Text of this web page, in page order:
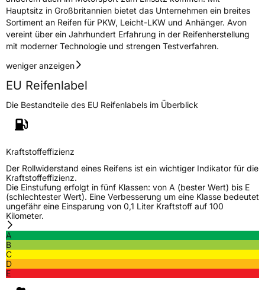
EisgripNein
EPREL ID 581225
Allgemeine Produktsicherheit (GPSR)
miranda@haohuature.com
Verantwortliche
corrado bergagna,
Hauptsitz in Großbritannien bietet das Unternehmen ein breites
Sortiment an Reifen für PKW, Leicht-LKW und Anhänger. Avon
vereint über ein Jahrhundert Erfahrung in der Reifenherstellung
mit moderner Technologie und strengen Testverfahren.
weniger anzeigen
EU Reifenlabel
Die Bestandteile des EU Reifenlabels im Überblick
Kraftstoffeffizienz
Der Rollwiderstand eines Reifens ist ein wichtiger Indikator für die
Kraftstoffeffizienz.
Die Einstufung erfolgt in fünf Klassen: von A (bester Wert) bis E
(schlechtester Wert). Eine Verbesserung um eine Klasse bedeutet
ungefähr eine Einsparung von 0,1 Liter Kraftstoff auf 100
Kilometer.
A
B
C
D
E